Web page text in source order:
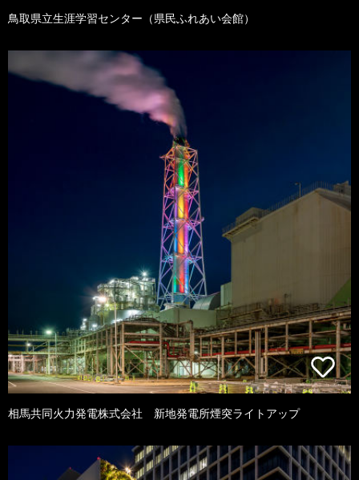
鳥取県立生涯学習センター（県民ふれあい会館）
相馬共同火力発電株式会社 新地発電所煙突ライトアップ